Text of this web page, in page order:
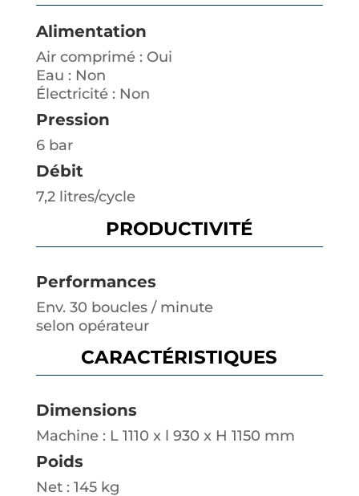
Alimentation
Air comprimé : Oui
Eau : Non
Électricité : Non
Pression
6 bar
Débit
7,2 litres/cycle
PRODUCTIVITÉ
Performances
Env. 30 boucles / minute
selon opérateur
CARACTÉRISTIQUES
Dimensions
Machine : L 1110 x l 930 x H 1150 mm
Poids
Net : 145 kg